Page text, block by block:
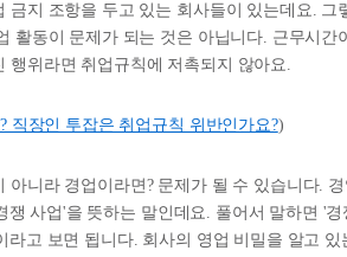
금지 조항을 두고 있는 회사들이 있는데요. 그
활동이 문제가 되는 것은 아닙니다. 근무시간
행위라면 취업규칙에 저촉되지 않아요.
직장인 투잡은 취업규칙 위반인가요?)
아니라 경업이라면? 문제가 될 수 있습니다.
쟁 사업'을 뜻하는 말인데요. 풀어서 말하면 '경
라고 보면 됩니다. 회사의 영업 비밀을 알고 있